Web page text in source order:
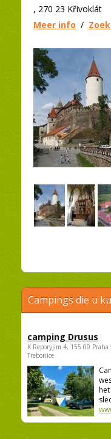
, 270 23 Křivoklát
Meer info /
Campings die u
camping Drusus
K Reporyjim 4, 155 00 Praha
Trebonice